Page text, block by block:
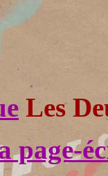
Les
page-